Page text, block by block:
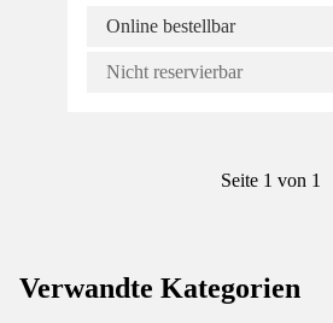
Online bestellbar
Nicht reservierbar
Seite 1 von 1
Verwandte Kategorien